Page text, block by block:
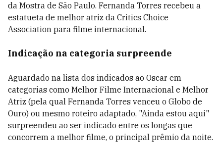
da Mostra de São Paulo. Fernanda Torres recebeu a
estatueta de melhor atriz da Critics Choice
Association para filme internacional.
Indicação na categoria surpreende
Aguardado na lista dos indicados ao Oscar em
categorias como Melhor Filme Internacional e Melhor
Atriz (pela qual Fernanda Torres venceu o Globo de
Ouro) ou mesmo roteiro adaptado, "Ainda estou aqui"
surpreendeu ao ser indicado entre os longas que
concorrem a melhor filme, o principal prêmio da noite.